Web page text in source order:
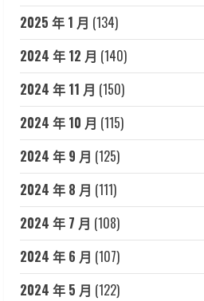
2025 年 1 月 (134)
2024 年 12 月 (140)
2024 年 11 月 (150)
2024 年 10 月 (115)
2024 年 9 月 (125)
2024 年 8 月 (111)
2024 年 7 月 (108)
2024 年 6 月 (107)
2024 年 5 月 (122)